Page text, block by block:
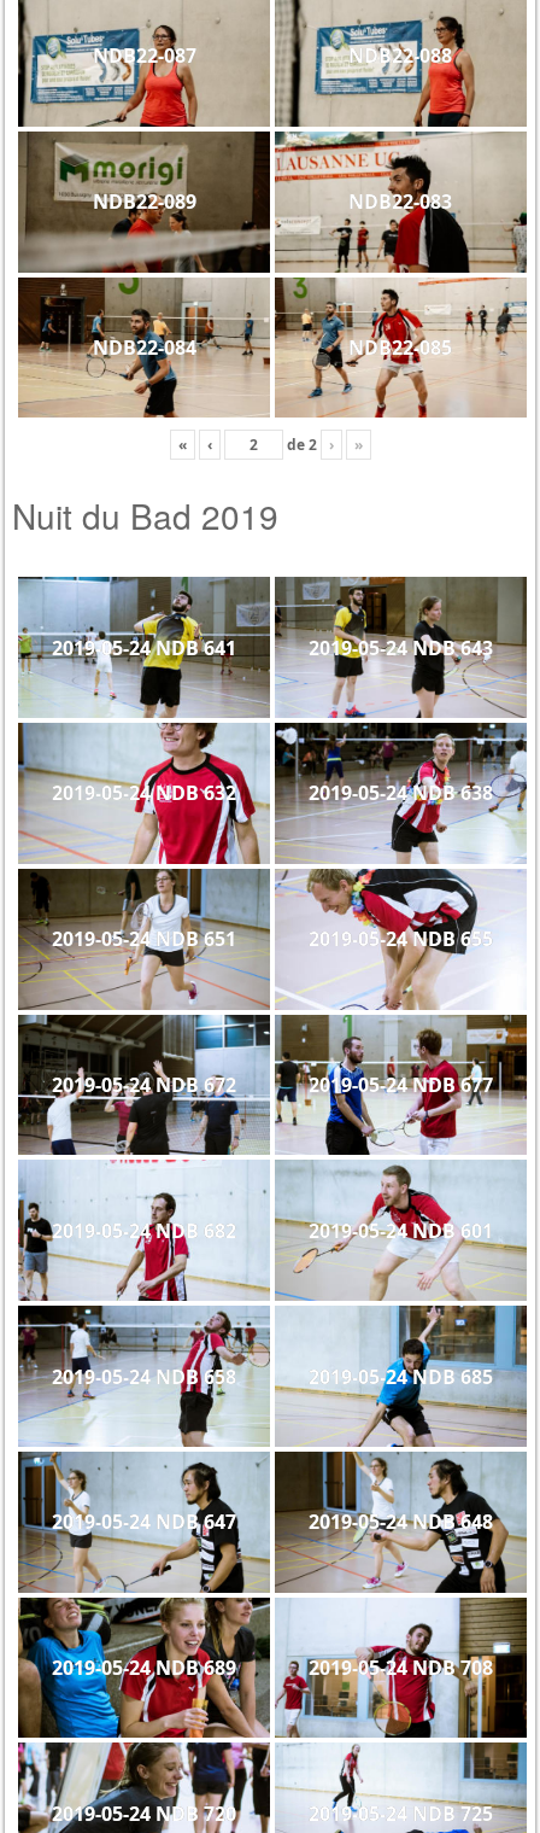
NDB22-087 NDB22-088
NDB22-089 NDB22-083
NDB22-084 NDB22-085
« ‹ de2 › »
Nuit du Bad 2019
2019-05-24 NDB 641 2019-05-24 NDB 643
2019-05-24 NDB 632 2019-05-24 NDB 638
2019-05-24 NDB 651 2019-05-24 NDB 655
2019-05-24 NDB 672 2019-05-24 NDB 677
2019-05-24 NDB 682 2019-05-24 NDB 601
2019-05-24 NDB 658 2019-05-24 NDB 685
2019-05-24 NDB 647 2019-05-24 NDB 648
2019-05-24 NDB 689 2019-05-24 NDB 708
2019-05-24 NDB 720 2019-05-24 NDB 725